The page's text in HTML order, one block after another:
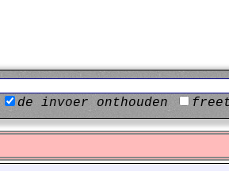
de invoer onthouden